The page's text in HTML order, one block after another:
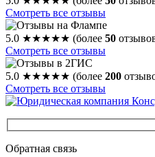
Смотреть все отзывы
5.0 ★★★★★ (более 50
Смотреть все отзывы
5.0 ★★★★★ (более 200
Смотреть все отзывы
Обратная связь